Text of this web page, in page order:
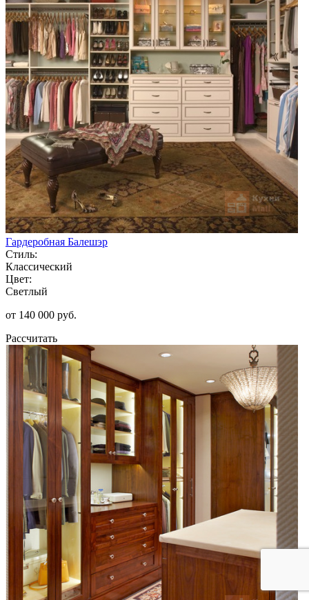
Гардеробная Балешэр
Стиль:
Классический
Цвет:
Светлый
от 140 000 руб.
Рассчитать